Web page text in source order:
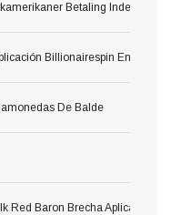
Betaling Inden For
Billionairespin En
De Balde
Red Baron Brecha Aplicación